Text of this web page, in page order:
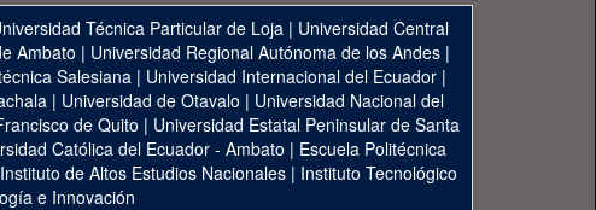
Técnica Particular de Loja | Universidad Central
Ambato | Universidad Regional Autónoma de los Andes|
Salesiana| Universidad Internacional del Ecuador|
| Universidad de Otavalo | Universidad Nacional del
de Quito | Universidad Estatal Peninsular de Santa
Católica del Ecuador - Ambato | Escuela Politécnica
Instituto de Altos Estudios Nacionales | Instituto Tecnológico
e Innovación